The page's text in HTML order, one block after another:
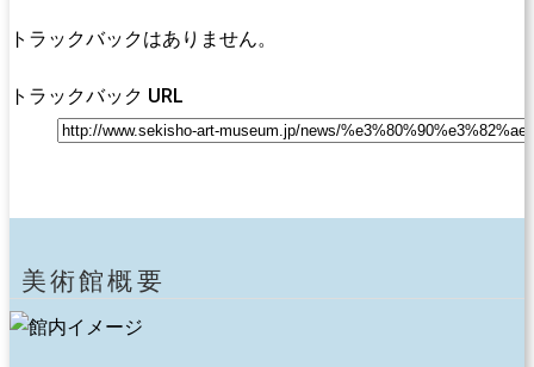
トラックバックはありません。
トラックバック URL
美術館概要